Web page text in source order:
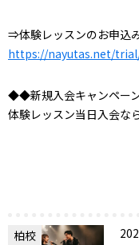
⇒体験レッスンのお申込
https://nayutas.net/
◆◆新規入会キャンペ
体験レッスン当日入会な
柏校